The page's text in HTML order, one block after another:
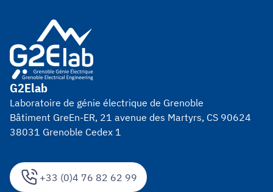
+33 (0)4 76 82 62 99
G2Elab
Laboratoire de génie électrique de Grenoble
Bâtiment GreEn-ER, 21 avenue des Martyrs, CS 90624
38031 Grenoble Cedex 1